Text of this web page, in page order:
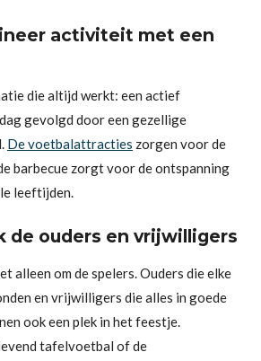
activiteit met een
die altijd werkt: een actief
gevolgd door een gezellige
De voetbalattracties zorgen voor de
barbecue zorgt voor de ontspanning
leeftijden.
de ouders en vrijwilligers
alleen om de spelers. Ouders die elke
en vrijwilligers die alles in goede
ook een plek in het feestje.
tafelvoetbal of de